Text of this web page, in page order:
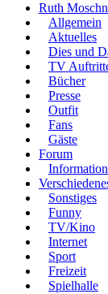
Ruth
Allgemein
Aktuelles
Dies und
TV
Bücher
Presse
Outfit
Fans
Gäste
Forum
Sonstiges
Funny
TV/Kino
Internet
Sport
Freizeit
Spielhalle